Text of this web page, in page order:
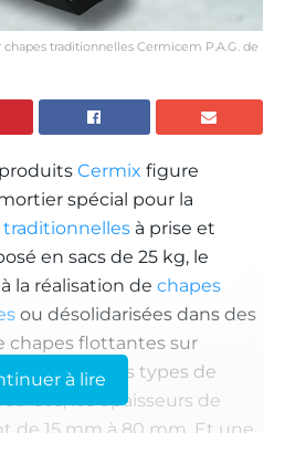
traditionnelles Cermicem P.A.G. de
Cermix figure
spécial pour la
traditionnelles à prise et
en sacs de 25 kg, le
la réalisation de chapes
ou désolidarisées dans des
chapes flottantes sur
P3. Selon les types de
les épaisseurs de
de 15 mm à 80 mm. Et une
à lire